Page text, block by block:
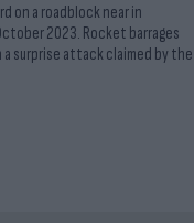
on a roadblock near in
2023. Rocket barrages
a surprise attack claimed by the